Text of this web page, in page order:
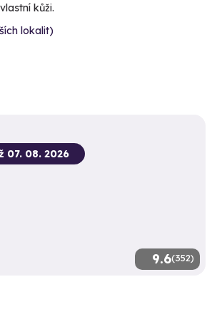
kůži.
lokalit)
9.6(352)
07. 08. 2026